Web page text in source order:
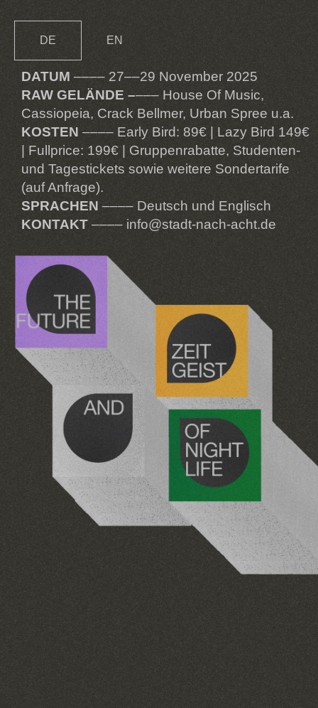
DE EN
DATUM –––– 27––29 November 2025
RAW GELÄNDE –––– House Of Music,
Cassiopeia, Crack Bellmer, Urban Spree u.a.
KOSTEN –––– Early Bird: 89€ | Lazy Bird 149€
| Fullprice: 199€ | Gruppenrabatte, Studenten-
und Tagestickets sowie weitere Sondertarife
(auf Anfrage).
SPRACHEN –––– Deutsch und Englisch
KONTAKT –––– info@stadt-nach-acht.de